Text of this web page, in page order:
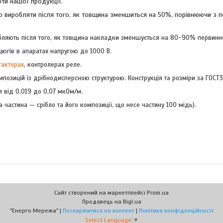
виробляти після того, як товщина зменшиться на 50%, порівнюючи з
після того, як товщина накладки зменшується на 80-90%
в апаратах напругою до 1000 В.
, контролерах реле.
із дрібнодисперсною структурою. Конструкція та розміри за
від 0,019 до 0,07 мкОм/м.
— срібло та його композиції, що несе частину 100 мідь).
Сайт створений на маркетплейсі Prom.ua
Продавець на Bigl.ua
"Енерго Мережа" | Поскаржитися на контент | Політика конфіденційності
Select Language ▼